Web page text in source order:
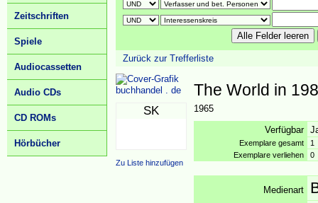
Zurück zur Trefferliste
buchhandel . de
SK
Zu Liste hinzufügen
The World in
1965
Verfügbar
Exemplare gesamt
1
Exemplare verliehen
0
Medienart
Zeitschriften
Spiele
Audiocassetten
Audio CDs
CD ROMs
Hörbücher